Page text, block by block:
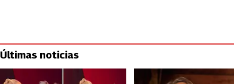
Últimas noticias